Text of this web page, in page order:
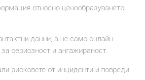
относно ценообразуването,
данни, а не само онлайн
сериозност и ангажираност.
рисковете от инциденти и повреди,